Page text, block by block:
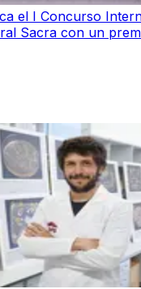
el I Concurso
Sacra con un